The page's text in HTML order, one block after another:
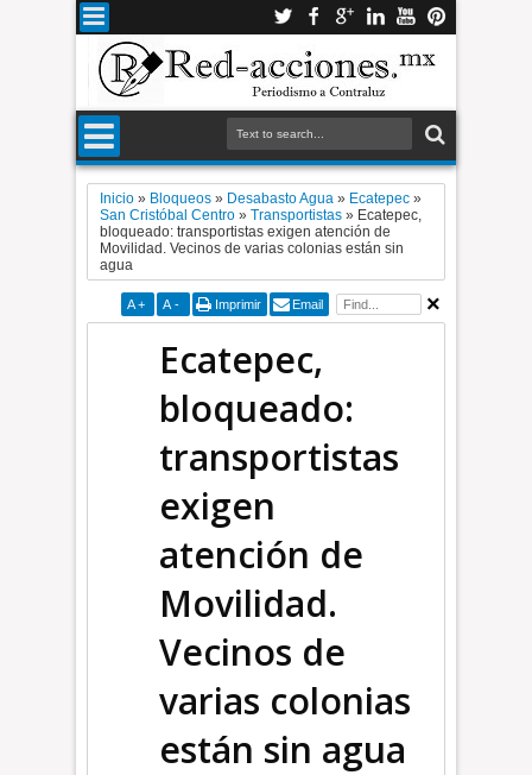
Inicio » Bloqueos » Desabasto Agua » Ecatepec »
San Cristóbal Centro »Transportistas » Ecatepec,
bloqueado: transportistas exigen atención de
Movilidad. Vecinos de varias colonias están sin
agua
A + A - Imprimir Email
Ecatepec,
bloqueado:
transportistas
exigen
atención de
Movilidad.
Vecinos de
varias colonias
están sin agua